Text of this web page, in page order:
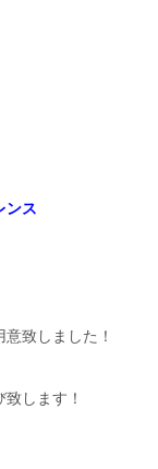
ンス
致しました！
します！